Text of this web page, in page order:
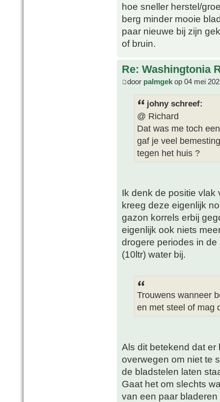
hoe sneller herstel/
berg minder mooie
paar nieuwe bij zijn
of bruin.
Re: Washingtonia
door palmgek op 04 mei
johny schreef:
@ Richard
Dat was me toch
gaf je veel
tegen het huis ?
Ik denk de positie vlak
kreeg deze eigenlijk
gazon korrels erbij
eigenlijk ook niets
drogere periodes in
(10ltr) water bij.
Trouwens wanneer
en met steel of mag
Als dit betekend dat er
overwegen om niet te
de bladstelen laten
Gaat het om slechts
van een paar